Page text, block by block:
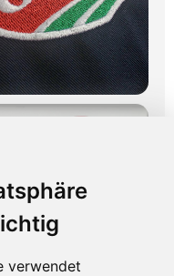
verwendet